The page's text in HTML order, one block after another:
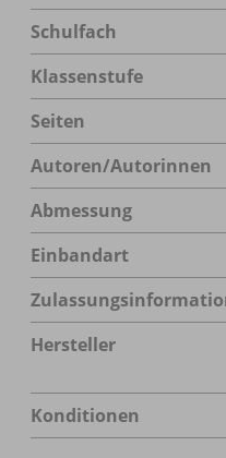
Schulfach
Klassenstufe
Seiten
Autoren/Autorinnen
Abmessung
Einbandart
Hersteller
Konditionen